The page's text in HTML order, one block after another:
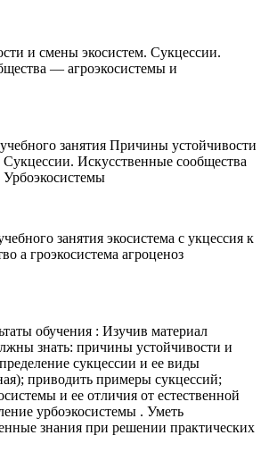
и смены экосистем. Сукцессии.
— агроэкосистемы и
занятия Причины устойчивости
Искусственные сообщества
занятия экосистема с укцессия к
а гроэкосистема агроценоз
обучения : Изучив материал
знать: причины устойчивости и
сукцессии и ее виды
приводить примеры сукцессий;
и ее отличия от естественной
урбоэкосистемы . Уметь
знания при решении практических